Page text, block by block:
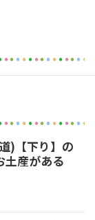
)【下り】の
土産がある